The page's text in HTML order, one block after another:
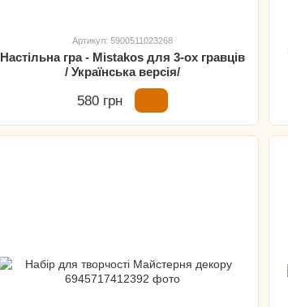
Артикул: 5900511023268
Настільна гра - Міstakos для 3-ох гравців
/ Українська версія/
580 грн